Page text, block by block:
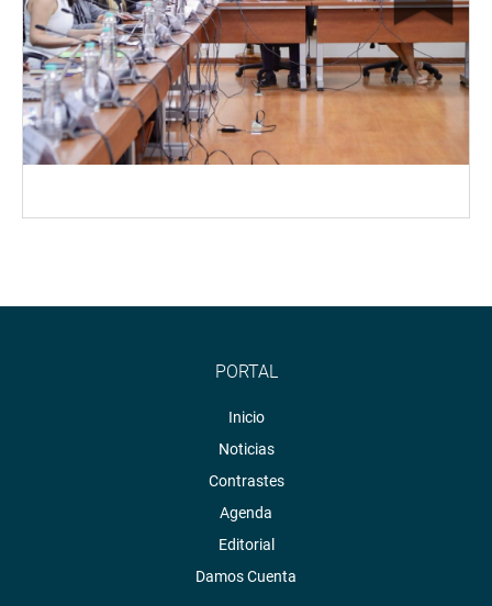
PORTAL
Inicio
Noticias
Contrastes
Agenda
Editorial
Damos Cuenta